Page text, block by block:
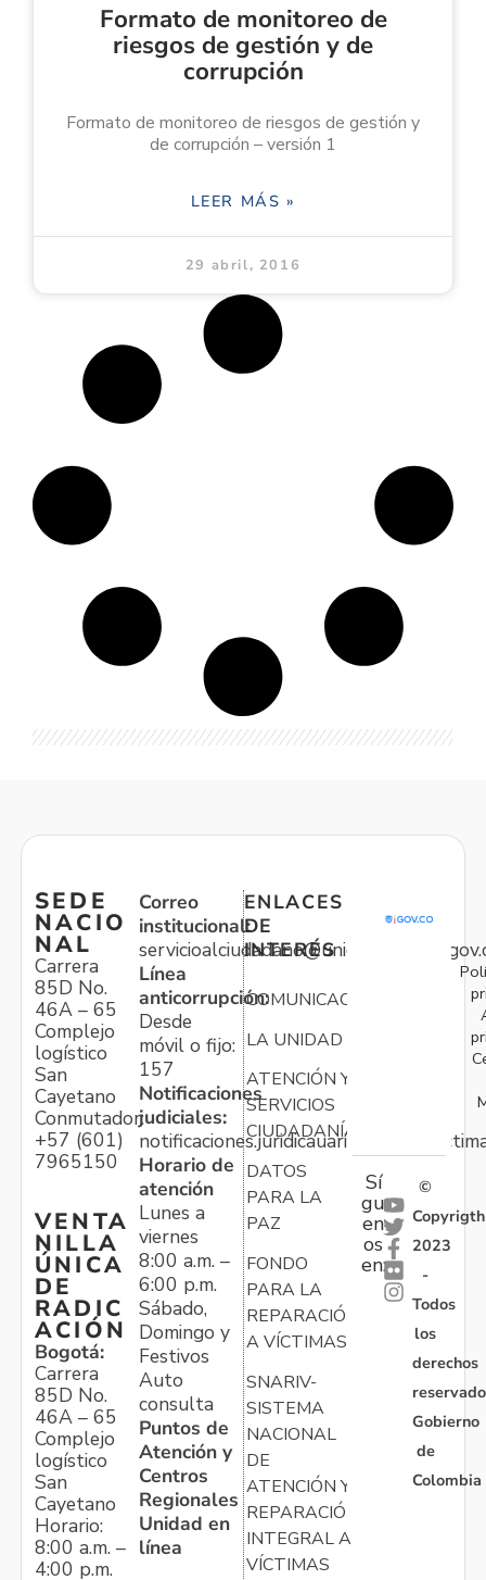
Formato de monitoreo de
riesgos de gestión y de
corrupción
Formato de monitoreo de riesgos de gestión y
de corrupción – versión 1
LEER MÁS »
29 abril, 2016
SEDE
NACIO
NAL
Carrera
85D No.
46A – 65
Complejo
logístico
San
Cayetano
Conmutador:
+57 (601)
7965150
VENTA
NILLA
ÚNICA
DE
RADIC
ACIÓN
Bogotá:
Carrera
85D No.
46A – 65
Complejo
logístico
San
Cayetano
Horario:
8:00 a.m. –
4:00 p.m.
Correo
institucional:
Línea
anticorrupción:
Desde
móvil o fijo:
157
Notificaciones
judiciales:
Horario de
atención
Lunes a
viernes
8:00 a.m. –
6:00 p.m.
Sábado,
Domingo y
Festivos
Auto
consulta
Puntos de
Atención y
Centros
Regionales
Unidad en
línea
ENLACES
DE
INTERÉS
COMUNICACIONES
LA UNIDAD
ATENCIÓN Y
SERVICIOS
CIUDADANÍA
DATOS
PARA LA
PAZ
FONDO
PARA LA
REPARACIÓN
A VÍCTIMAS
SNARIV-
SISTEMA
NACIONAL
DE
ATENCIÓN Y
REPARACIÓN
INTEGRAL A
VÍCTIMAS
Sí
gu
en
os
en:
©
Copyrigth
2023
-
Todos
los
derechos
Gobierno
de
Colombia